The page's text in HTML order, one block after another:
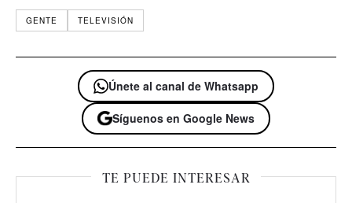
GENTE TELEVISIÓN
Únete al canal de Whatsapp
Síguenos en Google News
TE PUEDE INTERESAR